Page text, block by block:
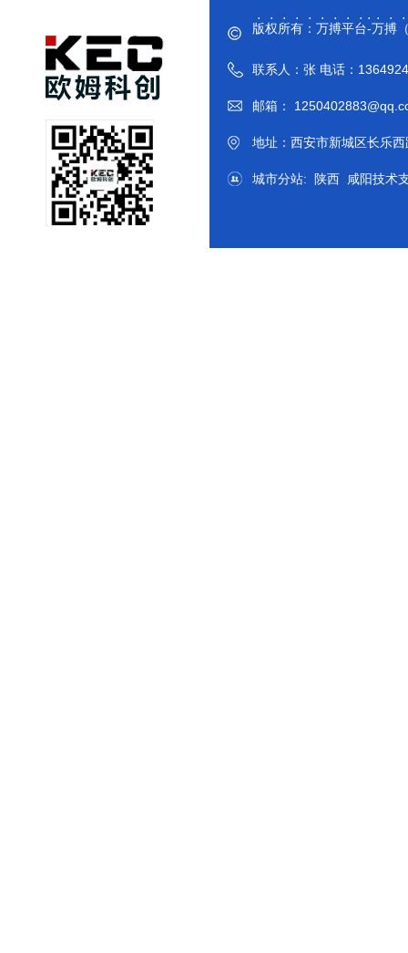
版权所有：万搏平台-万搏
联系人：张 电话：
邮箱：
地址：西安市新城区长乐
城市分站: 陕西 咸阳技